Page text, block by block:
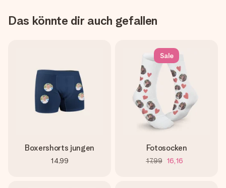
Das könnte dir auch gefallen
Boxershorts jungen
14,99
Sale
Fotosocken
17,99 16,16